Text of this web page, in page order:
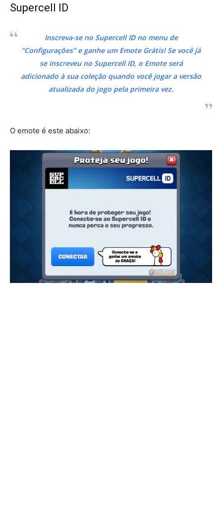
Supercell ID
Inscreva-se no Supercell ID no menu de
“Configurações” e ganhe um Emote Grátis! Se você já
se inscreveu no Supercell ID, o Emote será
adicionado à sua coleção quando você jogar a versão
atualizada do jogo pela primeira vez.
O emote é este abaixo: